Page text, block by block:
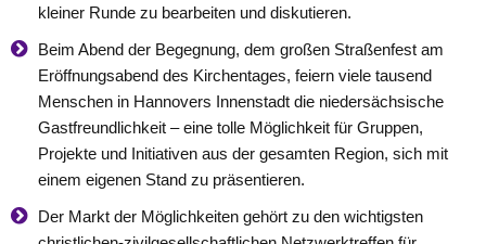
kleiner Runde zu bearbeiten und diskutieren.
Beim Abend der Begegnung, dem großen Straßenfest am
Eröffnungsabend des Kirchentages, feiern viele tausend
Menschen in Hannovers Innenstadt die niedersächsische
Gastfreundlichkeit – eine tolle Möglichkeit für Gruppen,
Projekte und Initiativen aus der gesamten Region, sich mit
einem eigenen Stand zu präsentieren.
Der Markt der Möglichkeiten gehört zu den wichtigsten